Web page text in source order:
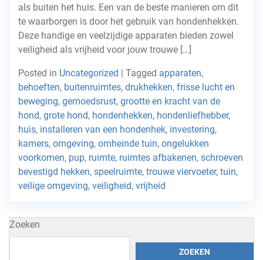
als buiten het huis. Een van de beste manieren om dit
te waarborgen is door het gebruik van hondenhekken.
Deze handige en veelzijdige apparaten bieden zowel
veiligheid als vrijheid voor jouw trouwe […]
Posted in Uncategorized | Tagged apparaten,
behoeften, buitenruimtes, drukhekken, frisse lucht en
beweging, gemoedsrust, grootte en kracht van de
hond, grote hond, hondenhekken, hondenliefhebber,
huis, installeren van een hondenhek, investering,
kamers, omgeving, omheinde tuin, ongelukken
voorkomen, pup, ruimte, ruimtes afbakenen, schroeven
bevestigd hekken, speelruimte, trouwe viervoeter, tuin,
veilige omgeving, veiligheid, vrijheid
Zoeken
ZOEKEN